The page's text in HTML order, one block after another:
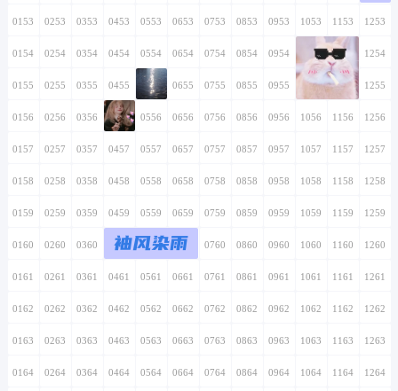
0153 0253 0353 0453 0553 0653 0753 0853 0953 1053 1153 1253
0154 0254 0354 0454 0554 0654 0754 0854 0954 1054 1154 1254
0155 0255 0355 0455 0555 0655 0755 0855 0955 1055 1155 1255
0156 0256 0356 0456 0556 0656 0756 0856 0956 1056 1156 1256
0157 0257 0357 0457 0557 0657 0757 0857 0957 1057 1157 1257
0158 0258 0358 0458 0558 0658 0758 0858 0958 1058 1158 1258
0159 0259 0359 0459 0559 0659 0759 0859 0959 1059 1159 1259
0160 0260 0360 0460
袖风染雨
0560 0660 0760 0860 0960 1060 1160 1260
0161 0261 0361 0461 0561 0661 0761 0861 0961 1061 1161 1261
0162 0262 0362 0462 0562 0662 0762 0862 0962 1062 1162 1262
0163 0263 0363 0463 0563 0663 0763 0863 0963 1063 1163 1263
0164 0264 0364 0464 0564 0664 0764 0864 0964 1064 1164 1264